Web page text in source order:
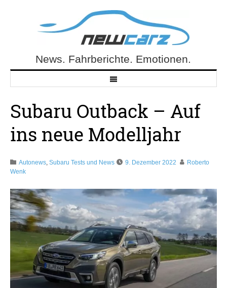
NewCarz.deNews. Fahrberichte. Emotionen.
Subaru Outback – Auf
ins neue Modelljahr
Autonews, Subaru Tests und News 9. Dezember 2022
Roberto
Wenk